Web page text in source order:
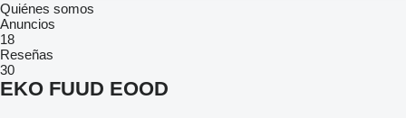
Quiénes somos
Anuncios
18
Reseñas
30
EKO FUUD EOOD